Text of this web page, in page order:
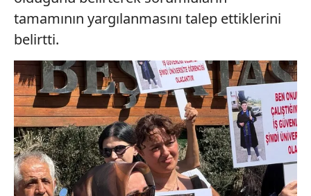
tamamının yargılanmasını talep ettiklerini
belirtti.